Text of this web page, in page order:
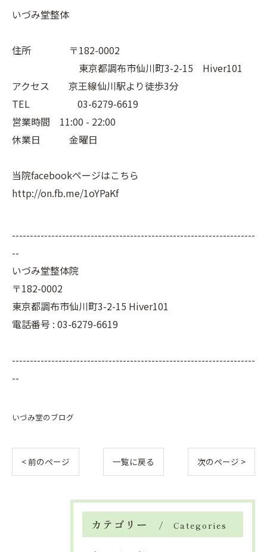
いづみ堂整体
住所 〒182-0002
東京都調布市仙川町3-2-15 Hiver101
アクセス 京王線仙川駅より徒歩3分
TEL 03-6279-6619
営業時間 11:00 - 22:00
休業日 金曜日
当院facebookページはこちら
http://on.fb.me/1oYPaKf
--------------------------------------------------------------------
--
いづみ堂整体院
〒182-0002
東京都調布市仙川町3-2-15 Hiver101
電話番号 : 03-6279-6619
--------------------------------------------------------------------
--
いづみ堂のブログ
< 前のページ 一覧に戻る 次のページ >
カテゴリー Categories